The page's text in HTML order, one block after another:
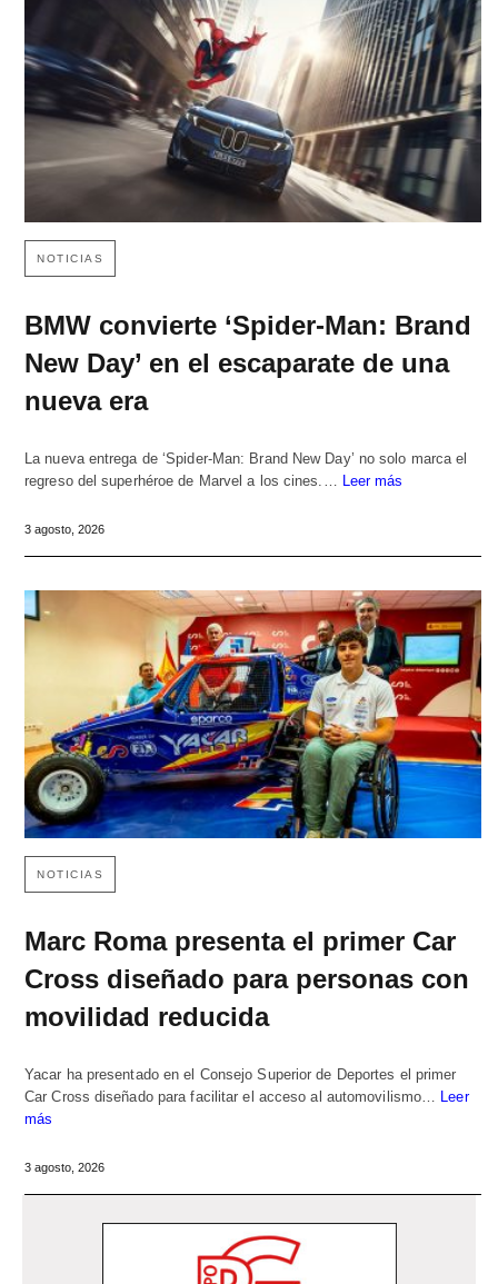
NOTICIAS
BMW convierte ‘Spider-Man: Brand
New Day’ en el escaparate de una
nueva era
La nueva entrega de ‘Spider-Man: Brand New Day’ no solo marca el
regreso del superhéroe de Marvel a los cines.… Leer más
3 agosto, 2026
NOTICIAS
Marc Roma presenta el primer Car
Cross diseñado para personas con
movilidad reducida
Yacar ha presentado en el Consejo Superior de Deportes el primer
Car Cross diseñado para facilitar el acceso al automovilismo… Leer
más
3 agosto, 2026